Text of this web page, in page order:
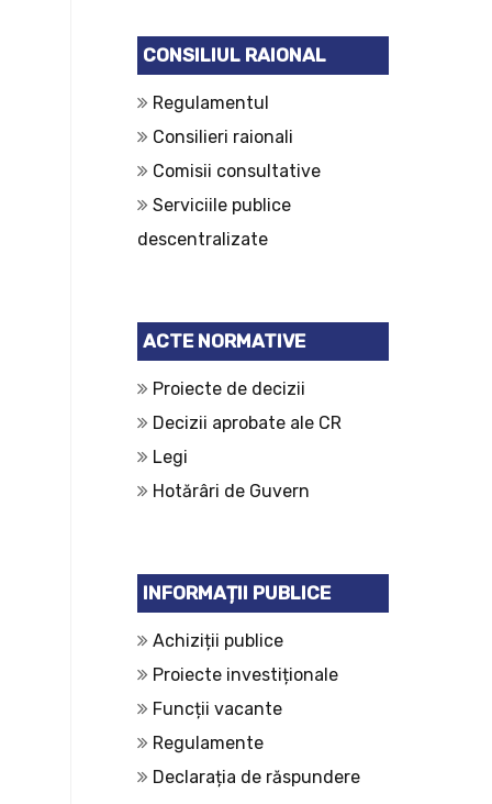
CONSILIUL RAIONAL
Regulamentul
Consilieri raionali
Comisii consultative
Serviciile publice
descentralizate
ACTE NORMATIVE
Proiecte de decizii
Decizii aprobate ale CR
Legi
Hotărâri de Guvern
INFORMAȚII PUBLICE
Achiziții publice
Proiecte investiționale
Funcții vacante
Regulamente
Declarația de răspundere